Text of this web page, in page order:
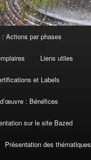
: Actions par phases
Liens utiles
et Labels
: Bénéfices
sur le site Bazed
Présentation des thématiques